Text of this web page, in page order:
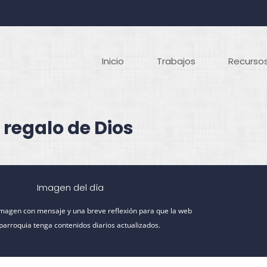
de Dios
Inicio Trabajos
Imagen del día
con mensaje y una breve reflexión para que la web
tenga contenidos diarios actualizados.